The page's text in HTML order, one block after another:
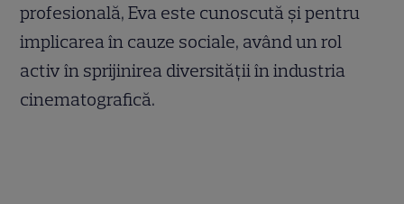
profesională, Eva este cunoscută și pentru
implicarea în cauze sociale, având un rol
activ în sprijinirea diversității în industria
cinematografică.